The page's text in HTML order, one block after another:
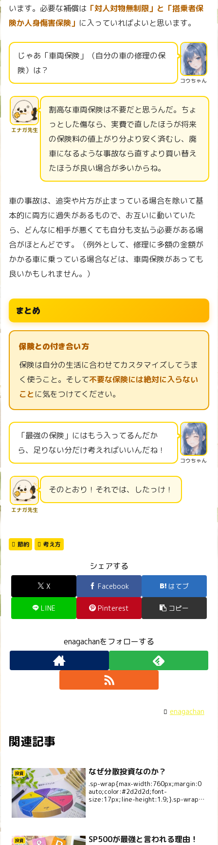
います。必要な補償は 「対人対物無制限」と「搭乗者保
険か人身傷害保険」 に入っていればよいと思います。
コウちゃん
じゃあ「車両保険」（自分の車の修理の保
険）は？
エナガ先生
割高な車両保険は不要だと思うんだ。ちょ
っとした傷なら、実費で直したほうが将来
の保険料の値上がり分より安く済むし、廃
車になるような事故なら直すより買い替え
たほうが良い場合が多いからね。
車の事故は、追突や片方が止まっている場合を除いて基
本的に両方に過失があるもので、お互いに動いていた
ら、どんなに相手が悪くても自分も支払う必要がある場
合がほとんどです。（例外として、修理に多額の金額が
かかる車に乗っている場合などは、車両保険があっても
良いかもしれません。）
まとめ
保険との付き合い方
保険は自分の生活に合わせてカスタマイズしてうま
く使うこと。そして不要な保険には絶対に入らない
こと に気をつけてください。
コウちゃん
「最強の保険」にはもう入ってるんだか
ら、足りない分だけ考えればいいんだね！
エナガ先生
そのとおり！それでは、したっけ！
節約 考え方
シェアする
X Facebook はてブ
LINE Pinterest コピー
enagachanをフォローする
enagachan
関連記事
投資 なぜ分散投資なのか？
.sp-wrap{max-width:760px;margin:0
auto;color:#2d2d2d;font-
size:17px;line-height:1.9;}.sp-wrap
投資 SP500が最強と言われる理由！